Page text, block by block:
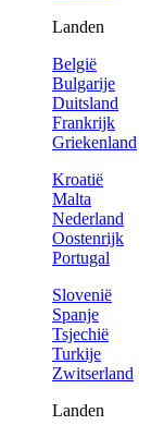
Landen
België
Bulgarije
Duitsland
Frankrijk
Griekenland
Kroatië
Malta
Nederland
Oostenrijk
Portugal
Slovenië
Spanje
Tsjechië
Turkije
Zwitserland
Landen